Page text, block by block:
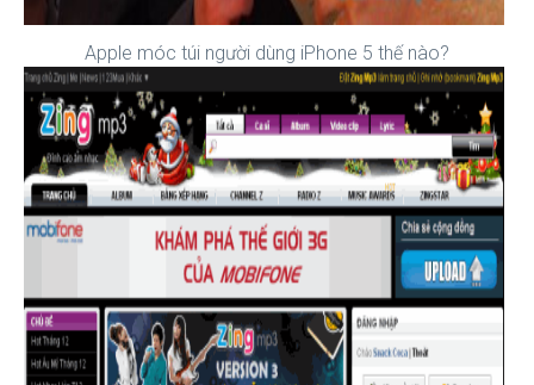
Apple móc túi người dùng iPhone 5 thế nào?